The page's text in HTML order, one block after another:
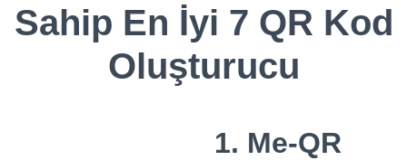
Sahip En İyi 7 QR Kod
Oluşturucu
1. Me-QR